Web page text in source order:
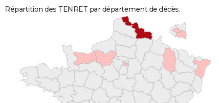
Répartition des TENRET par département de décès.